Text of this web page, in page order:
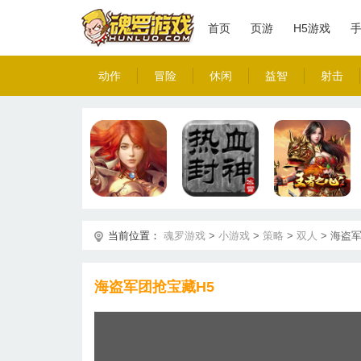
首页 页游 H5游戏
动作 冒险 休闲 益智 射击
当前位置： 魂罗游戏 > 小游戏 > 策略 > 双人 > 海盗
海盗军团抢宝藏H5